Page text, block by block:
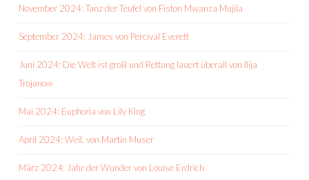
November 2024: Tanz der Teufel von Fiston Mwanza Mujila
September 2024: James von Percival Everett
Juni 2024: Die Welt ist groß und Rettung lauert überall von Ilija
Trojanow
Mai 2024: Euphoria von Lily King
April 2024: Weil. von Martin Muser
März 2024: Jahr der Wunder von Louise Erdrich